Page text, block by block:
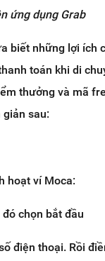
ứng dụng Grab
biết những lợi ích
toán khi di
thưởng và mã
sau:
hoạt ví Moca:
chọn bắt đầu
điện thoại. Rồi